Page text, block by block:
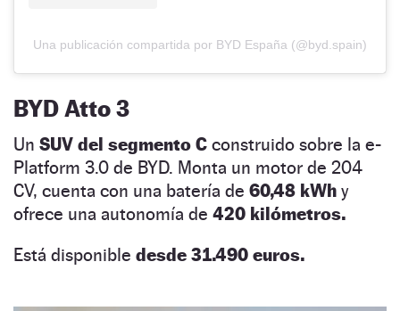
Una publicación compartida por BYD España (@byd.spain)
BYD Atto 3
Un SUV del segmento C construido sobre la e-
Platform 3.0 de BYD. Monta un motor de 204
CV, cuenta con una batería de 60,48 kWh y
ofrece una autonomía de 420 kilómetros.
Está disponible desde 31.490 euros.